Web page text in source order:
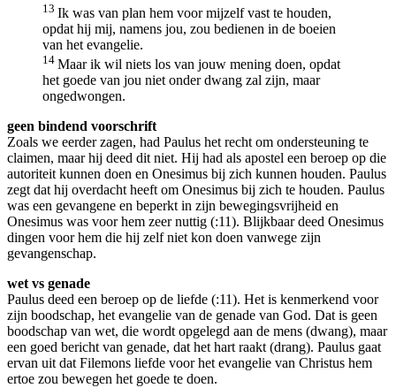
13 Ik was van plan hem voor mijzelf vast te houden,
opdat hij mij, namens jou, zou bedienen in de boeien
van het evangelie.
14 Maar ik wil niets los van jouw mening doen, opdat
het goede van jou niet onder dwang zal zijn, maar
ongedwongen.
geen bindend voorschrift
Zoals we eerder zagen, had Paulus het recht om ondersteuning te
claimen, maar hij deed dit niet. Hij had als apostel een beroep op die
autoriteit kunnen doen en Onesimus bij zich kunnen houden. Paulus
zegt dat hij overdacht heeft om Onesimus bij zich te houden. Paulus
was een gevangene en beperkt in zijn bewegingsvrijheid en
Onesimus was voor hem zeer nuttig (:11). Blijkbaar deed Onesimus
dingen voor hem die hij zelf niet kon doen vanwege zijn
gevangenschap.
wet vs genade
Paulus deed een beroep op de liefde (:11). Het is kenmerkend voor
zijn boodschap, het evangelie van de genade van God. Dat is geen
boodschap van wet, die wordt opgelegd aan de mens (dwang), maar
een goed bericht van genade, dat het hart raakt (drang). Paulus gaat
ervan uit dat Filemons liefde voor het evangelie van Christus hem
ertoe zou bewegen het goede te doen.